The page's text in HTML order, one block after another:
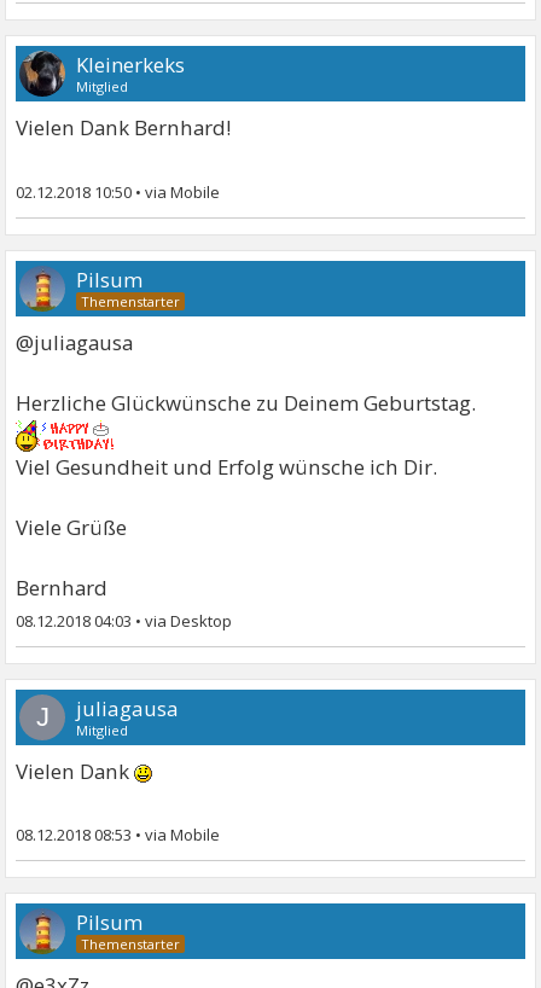
Kleinerkeks
Mitglied
Vielen Dank Bernhard!
02.12.2018 10:50 •
Pilsum
@juliagausa
Herzliche Glückwünsche zu Deinem Geburtstag.
Viel Gesundheit und Erfolg wünsche ich Dir.
Viele Grüße
Bernhard
08.12.2018 04:03 •
J juliagausa
Mitglied
Vielen Dank
08.12.2018 08:53 •
Pilsum